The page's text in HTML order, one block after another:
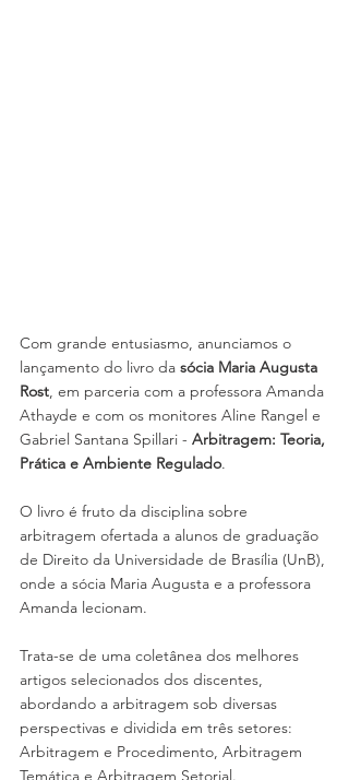
Com grande entusiasmo, anunciamos o
lançamento do livro da sócia Maria Augusta
Rost, em parceria com a professora Amanda
Athayde e com os monitores Aline Rangel e
Gabriel Santana Spillari - Arbitragem: Teoria,
Prática e Ambiente Regulado.
O livro é fruto da disciplina sobre
arbitragem ofertada a alunos de graduação
de Direito da Universidade de Brasília (UnB),
onde a sócia Maria Augusta e a professora
Amanda lecionam.
Trata-se de uma coletânea dos melhores
artigos selecionados dos discentes,
abordando a arbitragem sob diversas
perspectivas e dividida em três setores:
Arbitragem e Procedimento, Arbitragem
Temática e Arbitragem Setorial.